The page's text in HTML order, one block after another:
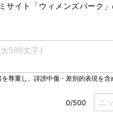
サイト「ウィメンズパーク」